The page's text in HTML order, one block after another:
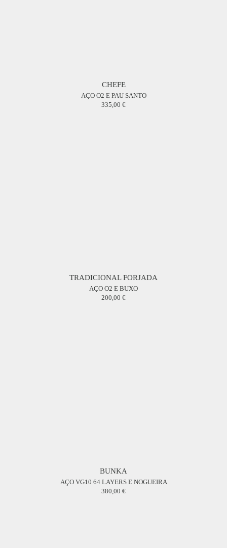
CHEFE
AÇO O2 E PAU SANTO
335,00
TRADICIONAL FORJADA
AÇO O2 E BUXO
200,00
BUNKA
AÇO VG10 64 LAYERS E NOGUEIRA
380,00